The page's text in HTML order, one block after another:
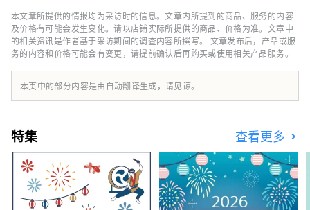
牌和独家型号的合作，以及最新产品的测试发布
和营销。
本文章所提供的情报均为采访时的信息。文章内所提到的商品、服务的内容
及价格有可能会发生变化。请以店铺实际所提供的商品、价格为准。文章中
的相关资讯是作者基于采访期间的调查内容所撰写。 文章发布后，产品或服
务的内容和价格可能会有变更，请提前确认后再购买或使用相关产品服务。
本页中的部分内容是由自动翻译生成，请见谅。
特集 查看更多